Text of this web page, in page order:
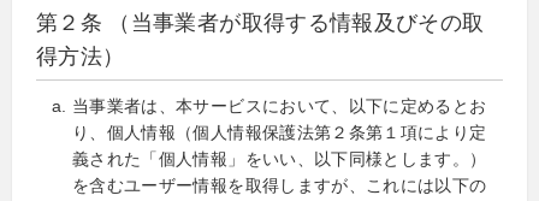
第２条 （当事業者が取得する情報及びその取
得方法）
当事業者は、本サービスにおいて、以下に定めるとお
り、個人情報（個人情報保護法第２条第１項により定
義された「個人情報」をいい、以下同様とします。）
を含むユーザー情報を取得しますが、これには以下の